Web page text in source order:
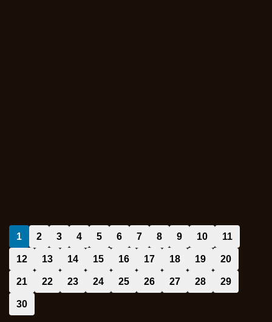
1 2 3 4 5 6 7 8 9 10 11
12 13 14 15 16 17 18 19 20
21 22 23 24 25 26 27 28 29
30